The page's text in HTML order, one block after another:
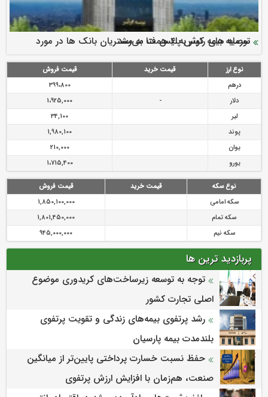
ارزش سهام عدالت بالا رفت
سرمایه بیمه کوثر به ۴ همت می‌رسد
نود ثانیه با فولاد سنگان
تقدیر دبیرکل سندیکای بیمه گران ایران از اقدامات مدیرعامل بیمه
رازی
توصیه های رئیس پلیس فتا به مشتریان بانک ها در مورد
پیشگیری از سرقت های مجازی
نوع ارز قیمت خرید
قیمت فروش
درهم
399،800
دلار
-
1،925,000
لیر
34,100
پوند
1,980,100
یوان
210,000
یورو
1،715,400
نوع سکه قیمت خرید
قیمت فروش
سکه امامی
1,850,100,000
سکه تمام
1,801,450,000
سکه نیم
945,000,000
پربازدید ترین ها
توجه به توسعه زیرساخت‌های کریدوری موضوع
اصلی تجارت کشور
رشد پرتفوی بیمه‌های زندگی و تقویت پرتفوی
بلندمدت بیمه پارسیان
حفظ نسبت خسارت پرداختی پایین‌تر از میانگین
صنعت، هم‌زمان با افزایش ارزش پرتفوی